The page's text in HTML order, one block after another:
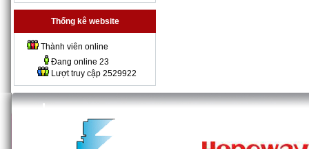
Thống kê website
Thành viên online
Đang online 23
Lượt truy cập 2529922